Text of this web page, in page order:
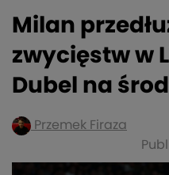
Milan
zwycięstw w
Dubel na
Przemek Firaza